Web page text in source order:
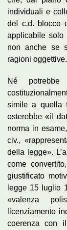
individuali e
del c.d. blocco
applicabile
non anche se
ragioni oggettive.
Né potrebbe
simile a quella
osterebbe «il
norma in
civ.,
della legge».
come
giustificato
legge 15 luglio
«valenza
licenziamento
coerenza con